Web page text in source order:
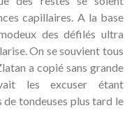
capillaires. A la base
des défilés ultra
On se souvient tous
a copié sans grande
les excuser étant
tondeuses plus tard le